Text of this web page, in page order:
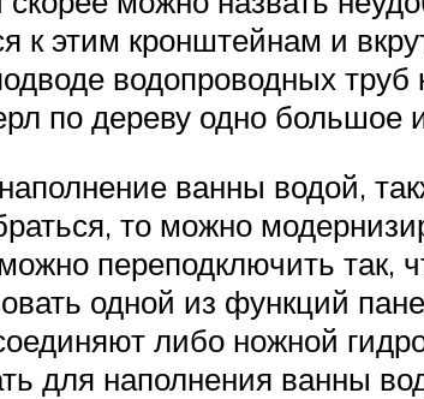
к этим кронштейнам и
водопроводных
по дереву одно большое
ванны водой,
то можно
переподключить
одной из функций
либо ножной
для наполнения ванны